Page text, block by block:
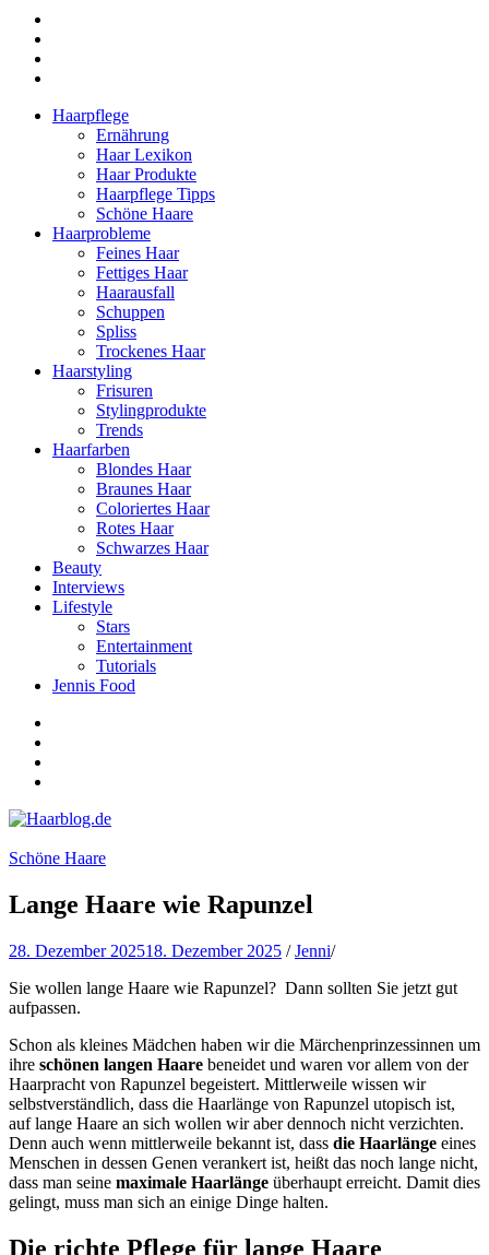
Haarpflege
Ernährung
Haar Lexikon
Haar Produkte
Haarpflege Tipps
Schöne Haare
Haarprobleme
Feines Haar
Fettiges Haar
Haarausfall
Schuppen
Spliss
Trockenes Haar
Haarstyling
Frisuren
Stylingprodukte
Trends
Haarfarben
Blondes Haar
Braunes Haar
Coloriertes Haar
Rotes Haar
Schwarzes Haar
Beauty
Interviews
Lifestyle
Stars
Entertainment
Tutorials
Jennis Food
Haarblog.de
Haarpflege | Haarstyling | Beauty | Entertainment
Schöne Haare
Lange Haare wie Rapunzel
28. Dezember 202518. Dezember 2025 /Jenni/
Sie wollen lange Haare wie Rapunzel? Dann sollten Sie jetzt gut
aufpassen.
Schon als kleines Mädchen haben wir die Märchenprinzessinnen um
ihre schönen langen Haare beneidet und waren vor allem von der
Haarpracht von Rapunzel begeistert. Mittlerweile wissen wir
selbstverständlich, dass die Haarlänge von Rapunzel utopisch ist,
auf lange Haare an sich wollen wir aber dennoch nicht verzichten.
Denn auch wenn mittlerweile bekannt ist, dass die Haarlänge eines
Menschen in dessen Genen verankert ist, heißt das noch lange nicht,
dass man seine maximale Haarlänge überhaupt erreicht. Damit dies
gelingt, muss man sich an einige Dinge halten.
Die richte Pflege für lange Haare